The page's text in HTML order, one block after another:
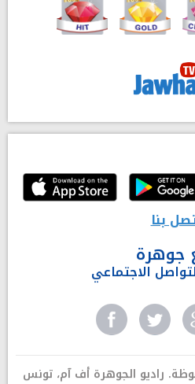
بنا
جوهرة
الاجتماعي